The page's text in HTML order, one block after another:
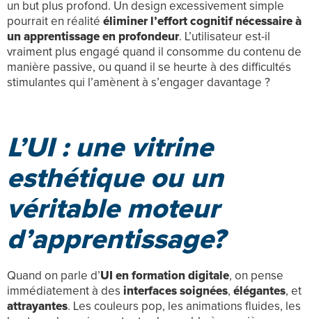
un but plus profond. Un design excessivement simple
pourrait en réalité éliminer l’effort cognitif nécessaire à
un apprentissage en profondeur. L’utilisateur est-il
vraiment plus engagé quand il consomme du contenu de
manière passive, ou quand il se heurte à des difficultés
stimulantes qui l’amènent à s’engager davantage ?
L’UI : une vitrine
esthétique ou un
véritable moteur
d’apprentissage?
Quand on parle d’UI en formation digitale, on pense
immédiatement à des interfaces soignées, élégantes, et
attrayantes. Les couleurs pop, les animations fluides, les